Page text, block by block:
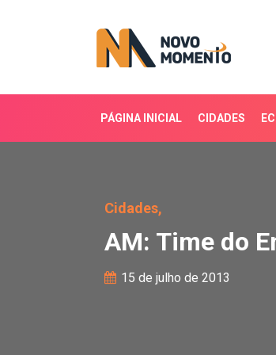
PÁGINA INICIAL CIDADES
Cidades,
AM: Time do
15 de julho de 2013